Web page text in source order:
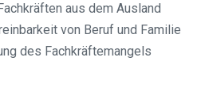
aus dem Ausland
von Beruf und Familie
des Fachkräftemangels